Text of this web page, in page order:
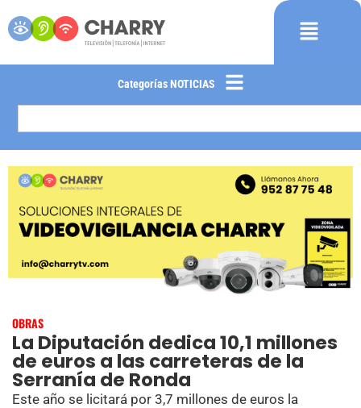
Categorías NOTICIAS
OBRAS
La Diputación dedica 10,1 millones
de euros a las carreteras de la
Serranía de Ronda
Este año se licitará por 3,7 millones de euros la